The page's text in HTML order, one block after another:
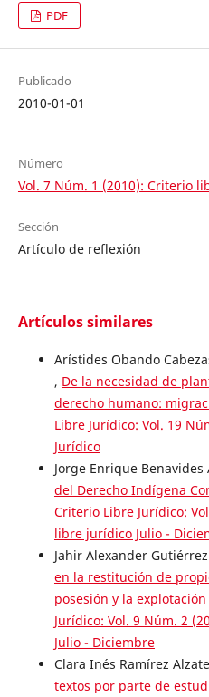
PDF
Publicado
2010-01-01
Número
Vol. 7 Núm. 1 (2010): Criterio
Sección
Artículo de reflexión
Artículos similares
Arístides Obando
, De la necesidad de
derecho humano:
Libre Jurídico: Vol. 19
Jurídico
Jorge Enrique Benavides
del Derecho Indígena
Criterio Libre Jurídico:
libre jurídico Julio -
Jahir Alexander
en la restitución de
posesión y la
Jurídico: Vol. 9 Núm. 2
Julio - Diciembre
Clara Inés Ramírez
textos por parte de